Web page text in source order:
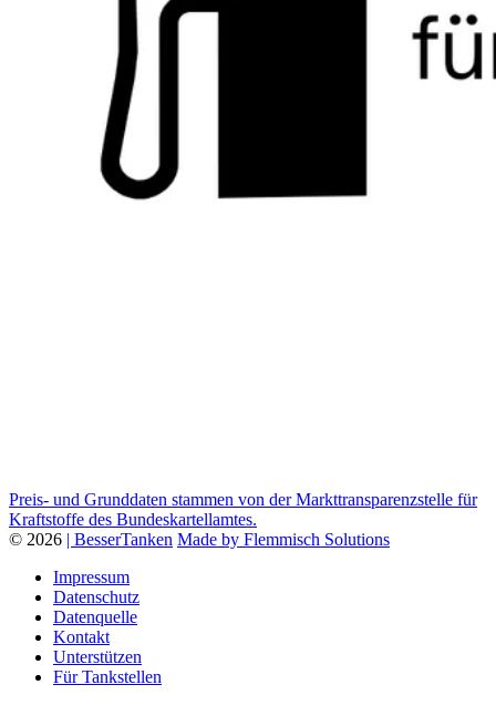
Preis- und Grunddaten stammen von der Markttransparenzstelle für
Kraftstoffe des Bundeskartellamtes.
© 2026 | BesserTanken Made by Flemmisch Solutions
Impressum
Datenschutz
Datenquelle
Kontakt
Unterstützen
Für Tankstellen